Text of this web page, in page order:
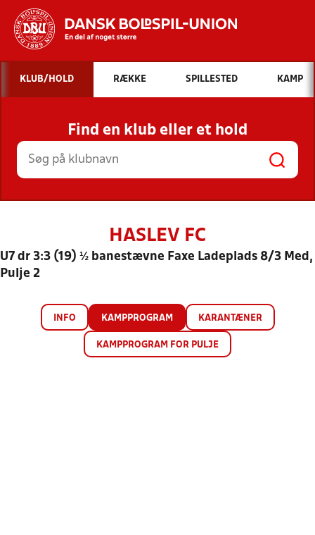
Hvad vil du søge efter?
INDHOLD OG NYHEDER
STILLINGER, RESULTATER, KLUBBER OG
HOLD
KLUB/HOLD RÆKKE SPILLESTED KAMP
Find en klub eller et hold
HASLEV FC
U7 dr 3:3 (19) ½ banestævne Faxe Ladeplads 8/3 Med,
Pulje 2
INFO KAMPPROGRAM KARANTÆNER
KAMPPROGRAM FOR PULJE